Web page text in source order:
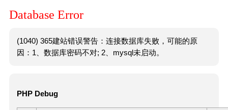
Database Error
(1040) 365建站错误警告：连接数据库失败，可能的原
因：1、数据库密码不对; 2、mysql未启动。
PHP Debug